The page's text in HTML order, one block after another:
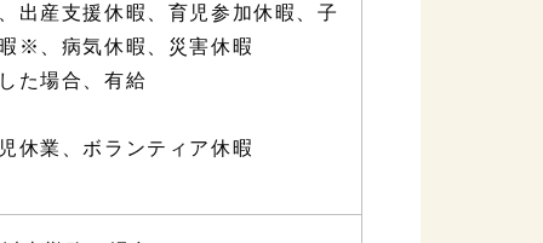
出産支援休暇、育児参加休暇、子
※、病気休暇、災害休暇
た場合、有給
休業、ボランティア休暇